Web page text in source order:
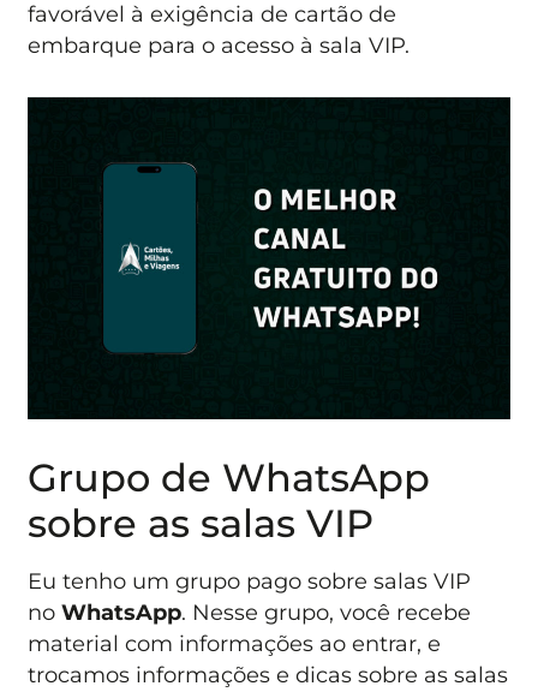
favorável à exigência de cartão de
embarque para o acesso à sala VIP.
Grupo de WhatsApp
sobre as salas VIP
Eu tenho um grupo pago sobre salas VIP
noWhatsApp. Nesse grupo, você recebe
material com informações ao entrar, e
trocamos informações e dicas sobre as salas